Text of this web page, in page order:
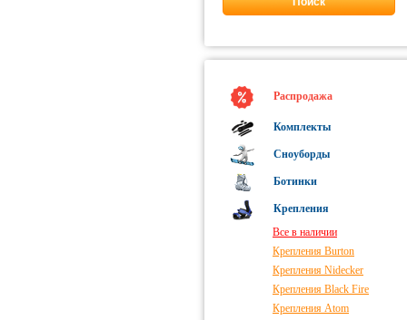
Bent Metal (1)
Распродажа
Комплекты
Сноуборды
Ботинки
Крепления
Все в наличии
Крепления Burton
Крепления Nidecker
Крепления Black Fire
Крепления Atom